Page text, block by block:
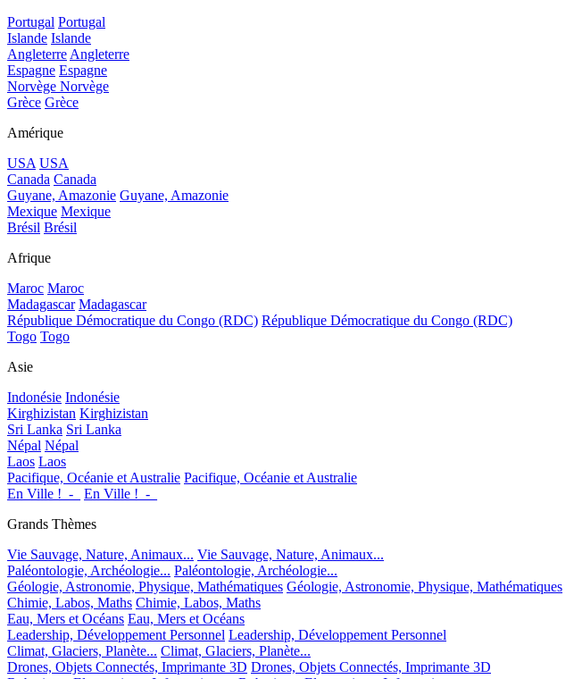
Portugal Portugal
Islande Islande
Angleterre Angleterre
Espagne Espagne
Norvège Norvège
Grèce Grèce
Amérique
USA USA
Canada Canada
Guyane, Amazonie Guyane, Amazonie
Mexique Mexique
Brésil Brésil
Afrique
Maroc Maroc
Madagascar Madagascar
République Démocratique du Congo (RDC) République Démocratique du Congo (RDC)
Togo Togo
Asie
Indonésie Indonésie
Kirghizistan Kirghizistan
Sri Lanka Sri Lanka
Népal Népal
Laos Laos
Pacifique, Océanie et Australie Pacifique, Océanie et Australie
En Ville !_-_
En Ville !_-_
Grands Thèmes
Vie Sauvage, Nature, Animaux... Vie Sauvage, Nature, Animaux...
Paléontologie, Archéologie... Paléontologie, Archéologie...
Géologie, Astronomie, Physique, Mathématiques Géologie, Astronomie, Physique, Mathématiques
Chimie, Labos, Maths Chimie, Labos, Maths
Eau, Mers et Océans Eau, Mers et Océans
Leadership, Développement Personnel Leadership, Développement Personnel
Climat, Glaciers, Planète... Climat, Glaciers, Planète...
Drones, Objets Connectés, Imprimante 3D Drones, Objets Connectés, Imprimante 3D